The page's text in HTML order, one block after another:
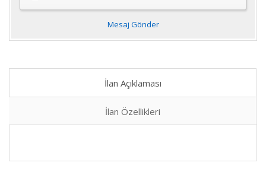
Mesaj Gönder
İlan Açıklaması
İlan Özellikleri